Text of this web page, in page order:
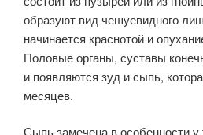
образуют вид чешуевидного
начинается краснотой и
Половые органы, суставы
и появляются зуд и сыпь,
месяцев.